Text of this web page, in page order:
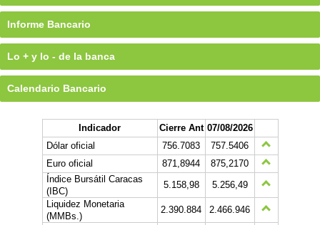
Informe Bancario
Lo + y lo - de la banca
Calendario Bancario
Indicador Cierre Ant 07/08/2026
Dólar oficial
756.7083
757.5406
Euro oficial
871,8944
875,2170
Índice Bursátil Caracas
(IBC)
5.158,98
5.256,49
Liquidez Monetaria
(MMBs.)
2.390.884
2.466.946